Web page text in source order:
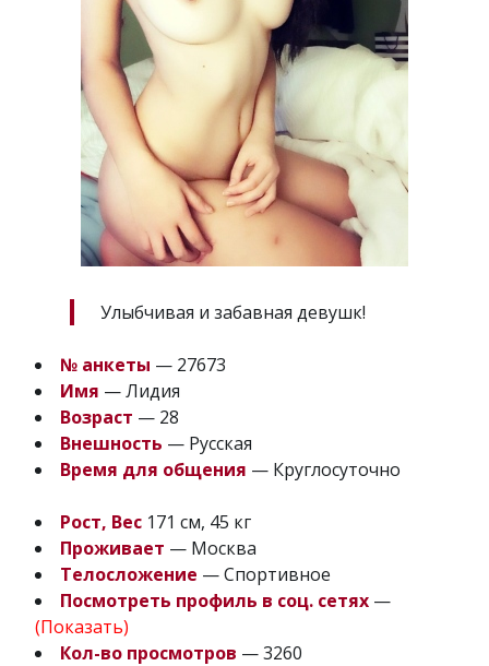
Улыбчивая и забавная девушк!
№ анкеты — 27673
Имя — Лидия
Возраст — 28
Внешность — Русская
Время для общения — Круглосуточно
Рост, Вес 171 см, 45 кг
Проживает — Москва
Телосложение — Спортивное
Посмотреть профиль в соц. сетях —
(Показать)
Кол-во просмотров — 3260